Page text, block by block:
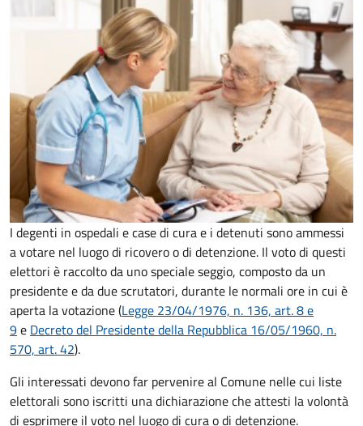
I degenti in ospedali e case di cura e i detenuti sono ammessi
a votare nel luogo di ricovero o di detenzione. Il voto di questi
elettori è raccolto da uno speciale seggio, composto da un
presidente e da due scrutatori, durante le normali ore in cui è
aperta la votazione (Legge 23/04/1976, n. 136, art. 8 e
9e Decreto del Presidente della Repubblica 16/05/1960, n.
570, art. 42).
Gli interessati devono far pervenire al Comune nelle cui liste
elettorali sono iscritti una dichiarazione che attesti la volontà
di esprimere il voto nel luogo di cura o di detenzione.